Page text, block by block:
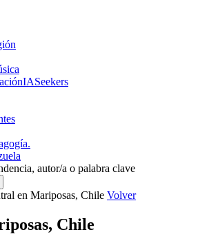
IASeekers
autor/a o palabra clave
en Mariposas, Chile Volver
Chile